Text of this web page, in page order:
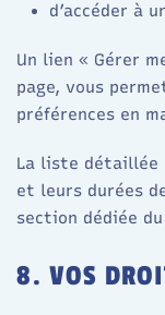
d’accéder à
Un lien « Gérer
page, vous
préférences en
La liste détaillée
et leurs durées
section dédiée
8. VOS